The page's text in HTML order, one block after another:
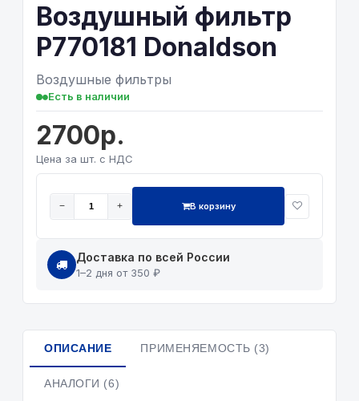
Воздушный фильтр
P770181 Donaldson
Воздушные фильтры
Есть в наличии
2700р.
Цена за шт. с НДС
− + В корзину
Доставка по всей России
1–2 дня от 350 ₽
ОПИСАНИЕ ПРИМЕНЯЕМОСТЬ (3)
АНАЛОГИ (6)